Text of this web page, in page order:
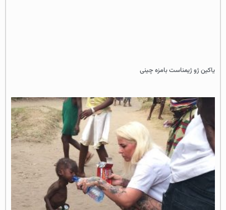
یاکین ژو ژیمناست بامزه چینی